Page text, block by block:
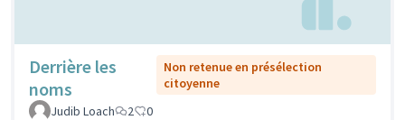
Derrière les
noms
Non retenue en présélection
citoyenne
Judib Loach
2 0